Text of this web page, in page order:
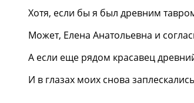
Хотя, если бы я был древним
Может, Елена Анатольевна и
А если еще рядом красавец
И в глазах моих снова